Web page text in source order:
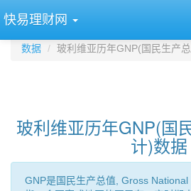
快易理财网
数据 玻利维亚历年GNP(国民生产
玻利维亚历年GNP(国
计)数据
GNP是国民生产总值, Gross